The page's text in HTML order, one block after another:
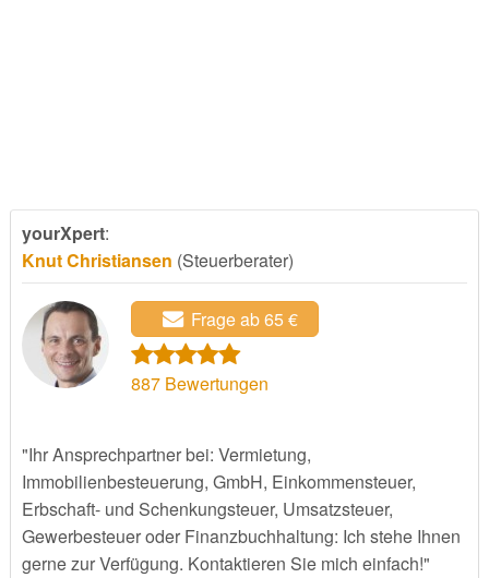
yourXpert:
Knut Christiansen (Steuerberater)
Frage ab 65 €
887Bewertungen
"Ihr Ansprechpartner bei: Vermietung,
Immobilienbesteuerung, GmbH, Einkommensteuer,
Erbschaft- und Schenkungsteuer, Umsatzsteuer,
Gewerbesteuer oder Finanzbuchhaltung: Ich stehe Ihnen
gerne zur Verfügung. Kontaktieren Sie mich einfach!"